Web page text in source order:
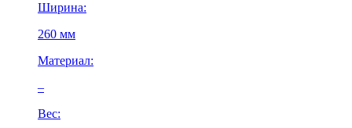
Ширина:
260 мм
Материал:
–
Вес: